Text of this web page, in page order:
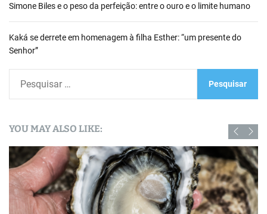
Simone Biles e o peso da perfeição: entre o ouro e o limite humano
Kaká se derrete em homenagem à filha Esther: “um presente do
Senhor”
u
i
s
a
r
YOU MAY ALSO LIKE: